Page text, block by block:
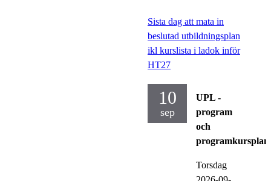
Sista dag att mata in
beslutad utbildningsplan
ikl kurslista i ladok inför
HT27
10
sep
UPL -
program
och
Torsdag